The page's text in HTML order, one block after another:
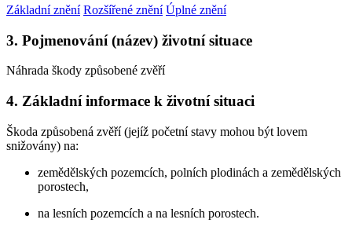
Základní znění Rozšířené znění Úplné znění
3. Pojmenování (název) životní situace
Náhrada škody způsobené zvěří
4. Základní informace k životní situaci
Škoda způsobená zvěří (jejíž početní stavy mohou být lovem
snižovány) na:
zemědělských pozemcích, polních plodinách a zemědělských
porostech,
na lesních pozemcích a na lesních porostech.